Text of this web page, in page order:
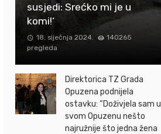
susjedi: Srećko mi je u
komi!‘
18. siječnja 2024.
140265
pregleda
Direktorica TZ Grada
Opuzena podnijela
ostavku: “Doživjela sam u
svom Opuzenu nešto
najružnije što jedna žena